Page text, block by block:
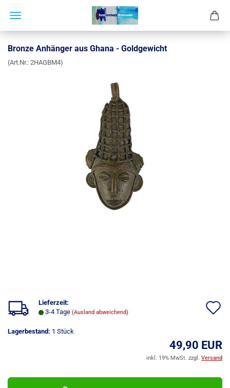
Bronze Anhänger aus Ghana - Goldgewicht
(Art.Nr.: 2HAGBM4)
Lieferzeit:
3-4 Tage (Ausland abweichend)
Lagerbestand: 1 Stück
49,90 EUR
inkl. 19% MwSt. zzgl. Versand